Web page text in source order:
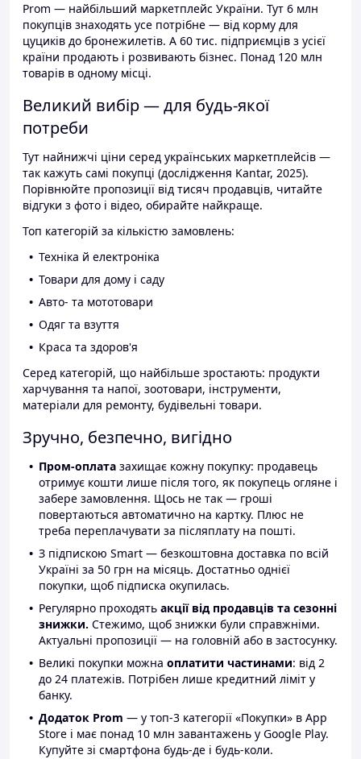
Prom — найбільший маркетплейс України. Тут 6 млн
покупців знаходять усе потрібне — від корму для
цуциків до бронежилетів. А 60 тис. підприємців з усієї
країни продають і розвивають бізнес. Понад 120 млн
товарів в одному місці.
Великий вибір — для будь-якої
потреби
Тут найнижчі ціни серед українських маркетплейсів —
так кажуть самі покупці (дослідження Kantar, 2025).
Порівнюйте пропозиції від тисяч продавців, читайте
відгуки з фото і відео, обирайте найкраще.
Топ категорій за кількістю замовлень:
Техніка й електроніка
Товари для дому і саду
Авто- та мототовари
Одяг та взуття
Краса та здоров'я
Серед категорій, що найбільше зростають: продукти
харчування та напої, зоотовари, інструменти,
матеріали для ремонту, будівельні товари.
Зручно, безпечно, вигідно
Пром-оплата захищає кожну покупку: продавець
отримує кошти лише після того, як покупець огляне і
забере замовлення. Щось не так — гроші
повертаються автоматично на картку. Плюс не
треба переплачувати за післяплату на пошті.
З підпискою Smart — безкоштовна доставка по всій
Україні за 50 грн на місяць. Достатньо однієї
покупки, щоб підписка окупилась.
Регулярно проходять акції від продавців та сезонні
знижки. Стежимо, щоб знижки були справжніми.
Актуальні пропозиції — на головній або в застосунку.
Великі покупки можна оплатити частинами: від 2
до 24 платежів. Потрібен лише кредитний ліміт у
банку.
Додаток Prom — у топ-3 категорії «Покупки» в App
Store і має понад 10 млн завантажень у Google Play.
Купуйте зі смартфона будь-де і будь-коли.